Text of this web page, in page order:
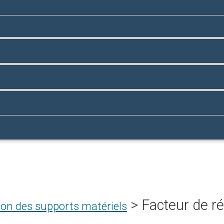
des supports matériels > Facteur de